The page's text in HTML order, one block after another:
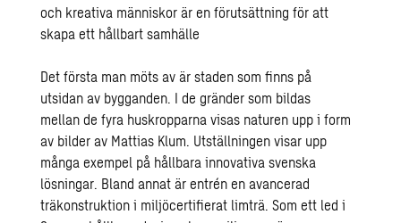
och kreativa människor är en förutsättning för att
skapa ett hållbart samhälle
Det första man möts av är staden som finns på
utsidan av bygganden. I de gränder som bildas
mellan de fyra huskropparna visas naturen upp i form
av bilder av Mattias Klum. Utställningen visar upp
många exempel på hållbara innovativa svenska
lösningar. Bland annat är entrén en avancerad
träkonstruktion i miljöcertifierat limträ. Som ett led i